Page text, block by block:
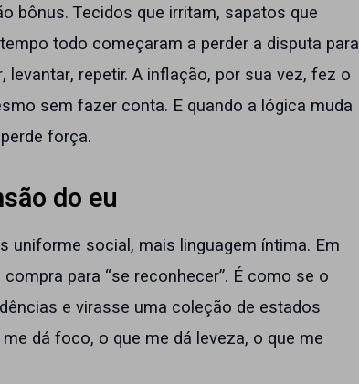
bônus. Tecidos que irritam, sapatos que
todo começaram a perder a disputa para
repetir. A inflação, por sua vez, fez o
sem fazer conta. E quando a lógica muda
força.
do eu
social, mais linguagem íntima. Em
para “se reconhecer”. É como se o
e virasse uma coleção de estados
dá foco, o que me dá leveza, o que me